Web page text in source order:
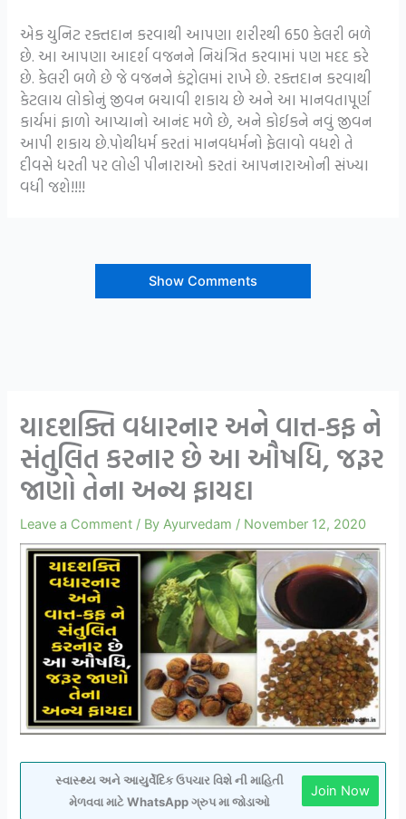
એક યુનિટ રક્તદાન કરવાથી આપણા શરીરથી 650 કેલરી બળે
છે. આ આપણા આદર્શ વજનને નિયંત્રિત કરવામાં પણ મદદ કરે
છે. કેલરી બળે છે જે વજનને કંટ્રોલમાં રાખે છે. રક્તદાન કરવાથી
કેટલાય લોકોનું જીવન બચાવી શકાય છે અને આ માનવતાપૂર્ણ
કાર્યમાં ફાળો આપ્યાનો આનંદ મળે છે, અને કોઈકને નવું જીવન
આપી શકાય છે.પોથીધર્મ કરતાં માનવધર્મનો ફેલાવો વધશે તે
દીવસે ધરતી પર લોહી પીનારાઓ કરતાં આપનારાઓની સંખ્યા
વધી જશે!!!!
Show Comments
યાદશક્તિ વધારનાર અને વાત્ત-કફ ને
સંતુલિત કરનાર છે આ ઔષધિ, જરૂર
જાણો તેના અન્ય ફાયદા
Leave a Comment / ByAyurvedam / November 12, 2020
સ્વાસ્થ્ય અને આયુર્વેદિક ઉપચાર વિશે ની માહિતી
મેળવવા માટે WhatsApp ગ્રુપ મા જોડાઓ
Join Now